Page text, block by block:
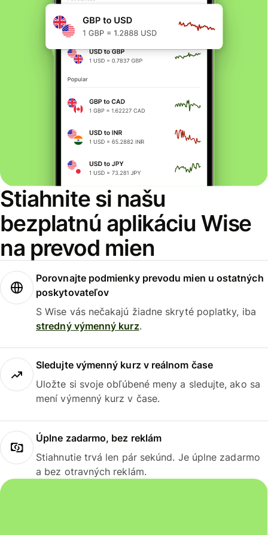
Stiahnite si našu
bezplatnú aplikáciu Wise
na prevod mien
Porovnajte podmienky prevodu mien u ostatných
poskytovateľov
S Wise vás nečakajú žiadne skryté poplatky, iba
stredný výmenný kurz.
Sledujte výmenný kurz v reálnom čase
Uložte si svoje obľúbené meny a sledujte, ako sa
mení výmenný kurz v čase.
Úplne zadarmo, bez reklám
Stiahnutie trvá len pár sekúnd. Je úplne zadarmo
a bez otravných reklám.